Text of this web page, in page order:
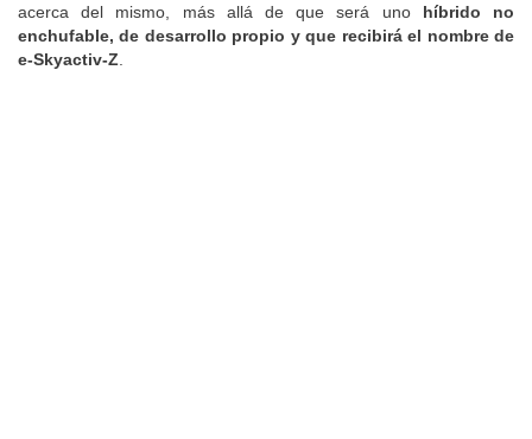
acerca del mismo, más allá de que será uno híbrido no
enchufable, de desarrollo propio y que recibirá el nombre de
e-Skyactiv-Z.